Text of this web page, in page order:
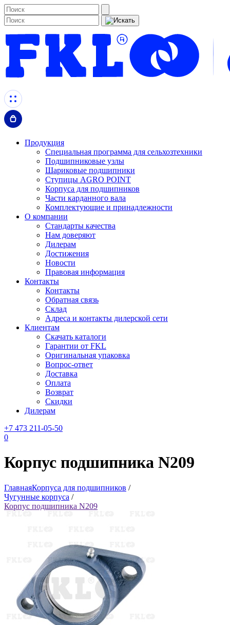
Продукция
Специальная программа для сельхозтехники
Подшипниковые узлы
Шариковые подшипники
Ступицы AGRO POINT
Корпуса для подшипников
Части карданного вала
Комплектующие и принадлежности
О компании
Стандарты качества
Нам доверяют
Дилерам
Достижения
Новости
Правовая информация
Контакты
Контакты
Обратная связь
Склад
Адреса и контакты дилерской сети
Клиентам
Скачать каталоги
Гарантии от FKL
Оригинальная упаковка
Вопрос-ответ
Доставка
Оплата
Возврат
Скидки
Дилерам
+7 473 211-05-50
0
Корпус подшипника N209
ГлавнаяКорпуса для подшипников /
Чугунные корпуса /
Корпус подшипника N209